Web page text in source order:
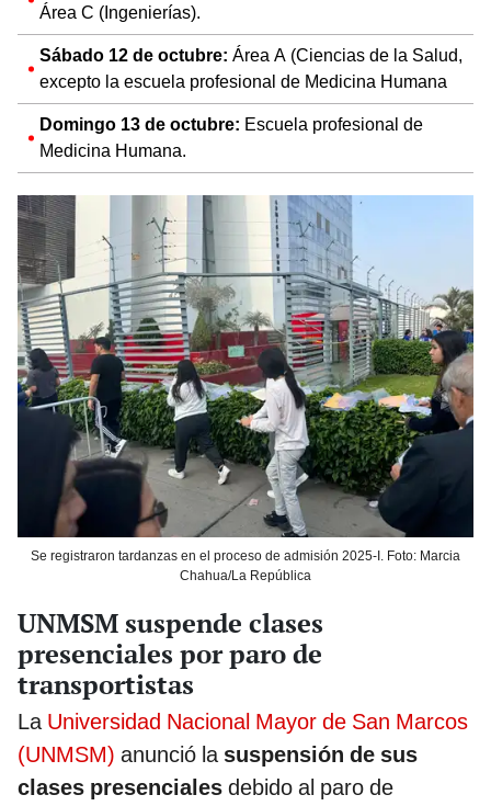
Área C (Ingenierías).
Sábado 12 de octubre: Área A (Ciencias de la Salud,
excepto la escuela profesional de Medicina Humana
Domingo 13 de octubre: Escuela profesional de
Medicina Humana.
Se registraron tardanzas en el proceso de admisión 2025-I. Foto: Marcia
Chahua/La República
UNMSM suspende clases
presenciales por paro de
transportistas
La Universidad Nacional Mayor de San Marcos
(UNMSM) anunció lasuspensión de sus
clases presenciales debido al paro de